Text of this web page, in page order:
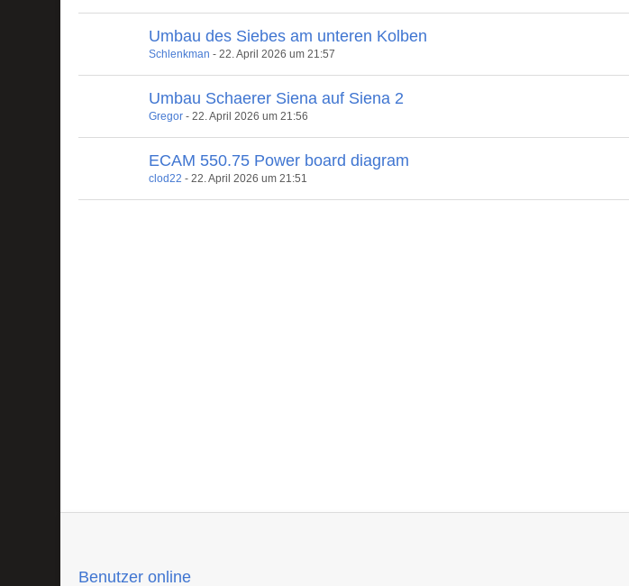
Umbau des Siebes am unteren Kolben
Schlenkman -22. April 2026 um 21:57
Umbau Schaerer Siena auf Siena 2
Gregor -22. April 2026 um 21:56
ECAM 550.75 Power board diagram
clod22 -22. April 2026 um 21:51
Benutzer online